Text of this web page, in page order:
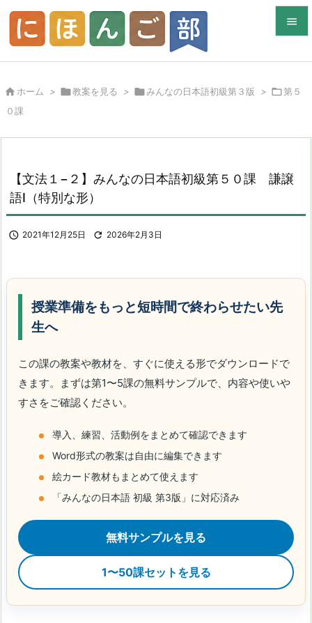

メニュ

前へ
次へ
 ホーム > 教案を見る > みんなの日本語初級第３版 > 第５
０課
【文法１−２】みんなの日本語初級第５０課 謙譲
語Ⅰ（特別な形）
 2021年12月25日  2026年2月3日
授業準備をもっと短時間で終わらせたい先
生へ
この課の教案や教材を、すぐに使える形でダウンロードで
きます。まずは第1〜5課の無料サンプルで、内容や使いや
すさをご確認ください。
導入、練習、活動例をまとめて確認できます
Word形式の教案は自由に編集できます
絵カード教材もまとめて使えます
「みんなの日本語 初級 第3版」に対応済み
無料サンプルを見る
1〜50課セットを見る